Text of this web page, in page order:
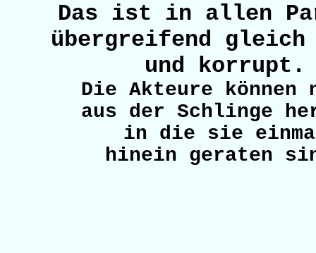
Das ist in allen
übergreifend gleich
und korrupt.
Die Akteure können
aus der Schlinge
in die sie
hinein geraten